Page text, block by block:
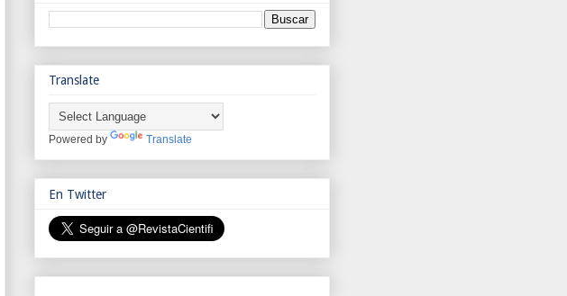
Translate
Powered by Translate
En Twitter